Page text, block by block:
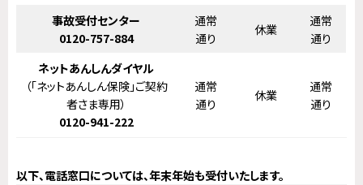
事故受付センター
0120-757-884
通常
通り
休業
通常
通り
ネットあんしんダイヤル
（「ネットあんしん保険」ご契約
者さま専用）
0120-941-222
通常
通り
休業
通常
通り
以下、電話窓口については、年末年始も受付いたします。